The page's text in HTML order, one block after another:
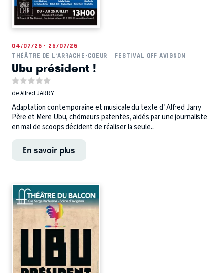
04/07/26 - 25/07/26
THÉÂTRE DE L'ARRACHE-COEUR
FESTIVAL OFF AVIGNON
Ubu président !
de Alfred JARRY
Adaptation contemporaine et musicale du texte d’ Alfred Jarry
Père et Mère Ubu, chômeurs patentés, aidés par une journaliste
en mal de scoops décident de réaliser la seule...
En savoir plus